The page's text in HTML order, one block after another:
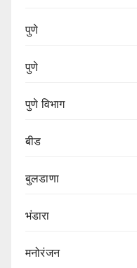
पुणे
पुणे
पुणे विभाग‌
बीड
बुलडाणा
भंडारा
मनोरंजन